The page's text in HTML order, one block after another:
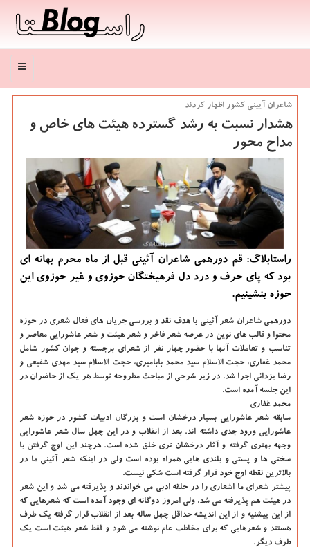
منو
شاعران آیینی كشور اظهار كردند
هشدار نسبت به رشد گسترده هیئت های خاص و
مداح محور
راستابلاگ: قم دورهمی شاعران آئینی قبل از ماه محرم بهانه ای
بود كه پای حرف و درد دل فرهیختگان حوزوی و غیر حوزوی این
حوزه بنشینیم.
دورهمی شاعران شعر آئینی با هدف نقد و بررسی جریان های فعال شعری در حوزه
محتوا و قالب های نوین در عرصه شعر فاخر و شعر هیئت و شعر عاشورایی معاصر و
تناسب و تعاملات آنها با حضور چهار نفر از شعرای برجسته و جوان کشور شامل
محمد غفاری، حجت الاسلام سید محمد بابامیری، حجت الاسلام سید مهدی شفیعی و
رضا یزدانی اجرا شد. در زیر شرحی از مباحث مطروحه توسط هر یک از حاضران در
این جلسه آمده است.
محمد غفاری
سابقه شعر عاشورایی بسیار درخشان است و بزرگان ادبیات کشور در حوزه شعر
عاشورایی ورود جدی داشته اند. بعد از انقلاب و در این چهل سال شعر عاشورایی
وجهه بهتری گرفته و آثار درخشان تری خلق شده است. هرچند این اوج گرفتن با
سختی ها و پستی و بلندی هایی همراه بوده است ولی در اینکه شعر آئینی ما در
بالاترین نقطه اوج خود قرار گرفته است شکی نیست.
پیشتر شعرای ما اشعاری را در حلقه ادبی می خواندند و پذیرفته می شد و این شعر
در هیئت هم پذیرفته می شد، ولی امروز دوگانه ای وجود آمده است که شعرهایی که
از این پیشنیه و از این اندیشه حداقل چهل ساله بعد از انقلاب قرار گرفته یک طرف
هستند و شعرهایی که برای مخاطب عام نوشته می شود و فقط شعر هیئت است یک
طرف دیگر.